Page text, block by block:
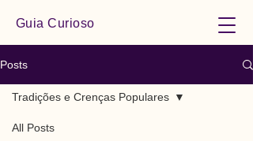
Guia Curioso
Posts
All Posts
Tradições e Crenças Populares